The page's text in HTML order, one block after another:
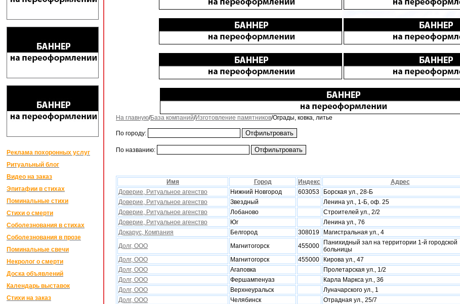
Реклама похоронных услуг
Ритуальный блог
Видео на заказ
Эпитафии в стихах
Поминальные стихи
Стихи о смерти
Соболезнования в стихах
Соболезнования в прозе
Поминальные свечи
Некролог о смерти
Доска объявлений
Календарь выставок
Стихи на заказ
На главную/База компаний/Изготовление памятников/Ограды, ковка, литье
По городу:
По названию:
Имя Город Индекс Адрес
Доверие, Ритуальное агенство
Нижний Новгород 603053 Борская ул., 28-Б
Доверие, Ритуальное агенство
Звездный Ленина ул., 1-Б, оф. 25
Доверие, Ритуальное агенство
Лобаново Строителей ул., 2/2
Доверие, Ритуальное агенство
Юг Ленина ул., 76
Докарус, Компания
Белгород 308019 Магистральная ул., 4
Долг, ООО
Магнитогорск 455000
Панихидный зал на территории 1-й городской
больницы
Долг, ООО
Магнитогорск 455000 Кирова ул., 47
Долг, ООО
Агаповка Пролетарская ул., 1/2
Долг, ООО
Фершампенуаз Карла Маркса ул., 36
Долг, ООО
Верхнеуральск Луначарского ул., 1
Долг, ООО
Челябинск Отрадная ул., 25/7